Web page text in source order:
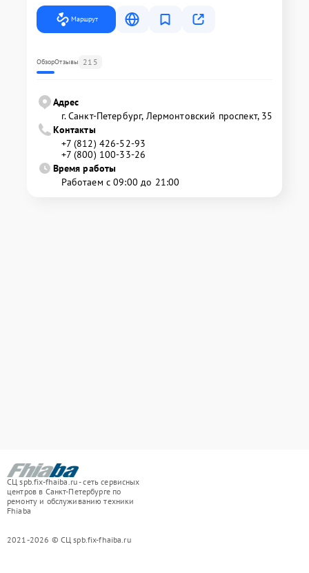
Маршрут
ОбзорОтзывы 215
Адрес
г. Санкт-Петербург, Лермонтовский проспект, 35
Контакты
+7 (812) 426-52-93
+7 (800) 100-33-26
Время работы
Работаем с 09:00 до 21:00
СЦ spb.fix-fhaiba.ru - сеть сервисных
центров в Санкт-Петербурге по
ремонту и обслуживанию техники
Fhiaba
2021-2026 © СЦ spb.fix-fhaiba.ru